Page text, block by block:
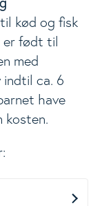
kød og fisk
er født til
med
ca. 6
have
kosten.